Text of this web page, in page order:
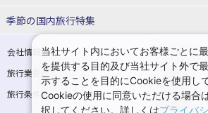
東京→金沢 新幹線パック
東京⇔軽井沢 新幹線パック 東京→長
東京→名古屋 新幹線パック 東京→京都
東京→大阪（新大阪） 新幹線パッ
東京→神
上越新幹線 旅行
九州新幹線 旅行 西九州新
特急サンダーバード 旅行
東北
青森旅行・ツアー 岩手旅行
宮城旅行・ツアー 秋田旅行
山形旅行・ツアー 福島旅行
温泉旅行 日帰り旅
一人旅 国内版
カップル・夫婦旅行 国内版 女子旅 国
卒業旅行・学生旅行 国内版
季節の国内旅行特集
桜・お花見特集
ゴールデ
旅行
夏休み・お盆の国内旅行 7月の国
会社情報
プライバシ
旅行業登録票・約款
規約集
旅行条件書
商標について
当社サイト内においてお客様ごとに
を提供する目的及び当社サイト外で
示することを目的にCookieを使用し
Cookieの使用に同意いただける場合
択してください。詳しくはプライバ